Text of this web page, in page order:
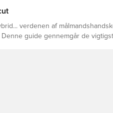
verdenen af
guide gennemgår de